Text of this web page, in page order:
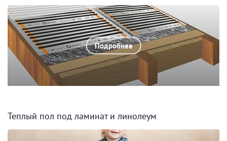
Подробнее
Теплый пол под ламинат и линолеум